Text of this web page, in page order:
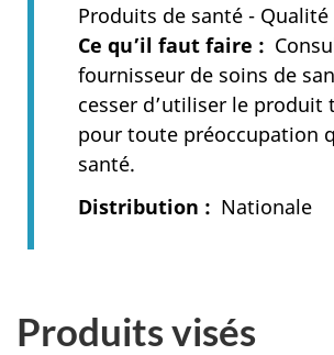
Produits de santé -
Ce qu’il faut faire
fournisseur de soins de
cesser d’utiliser le produit
pour toute préoccupation
santé.
Distribution
Nationale
Produits visés